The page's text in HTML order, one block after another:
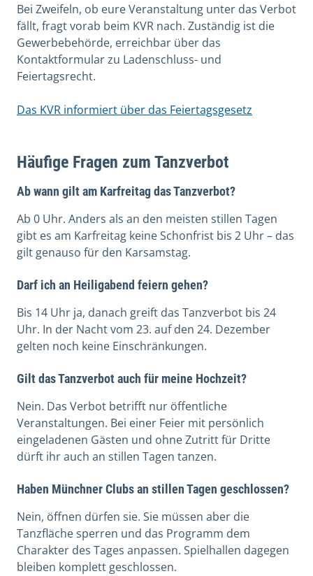
Bei Zweifeln, ob eure Veranstaltung unter das Verbot
fällt, fragt vorab beim KVR nach. Zuständig ist die
Gewerbebehörde, erreichbar über das
Kontaktformular zu Ladenschluss- und
Feiertagsrecht.
Das KVR informiert über das Feiertagsgesetz
Häufige Fragen zum Tanzverbot
Ab wann gilt am Karfreitag das Tanzverbot?
Ab 0 Uhr. Anders als an den meisten stillen Tagen
gibt es am Karfreitag keine Schonfrist bis 2 Uhr – das
gilt genauso für den Karsamstag.
Darf ich an Heiligabend feiern gehen?
Bis 14 Uhr ja, danach greift das Tanzverbot bis 24
Uhr. In der Nacht vom 23. auf den 24. Dezember
gelten noch keine Einschränkungen.
Gilt das Tanzverbot auch für meine Hochzeit?
Nein. Das Verbot betrifft nur öffentliche
Veranstaltungen. Bei einer Feier mit persönlich
eingeladenen Gästen und ohne Zutritt für Dritte
dürft ihr auch an stillen Tagen tanzen.
Haben Münchner Clubs an stillen Tagen geschlossen?
Nein, öffnen dürfen sie. Sie müssen aber die
Tanzfläche sperren und das Programm dem
Charakter des Tages anpassen. Spielhallen dagegen
bleiben komplett geschlossen.